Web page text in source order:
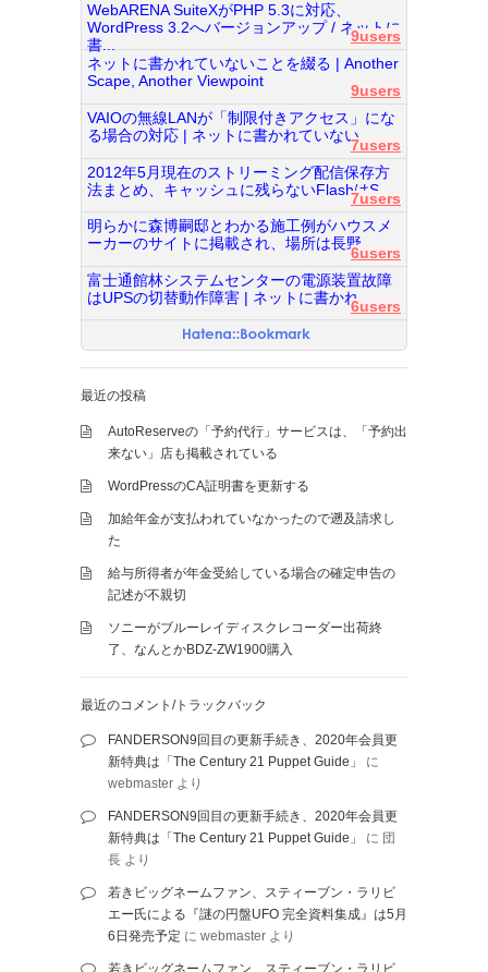
WebARENA SuiteXがPHP 5.3に対応、
WordPress 3.2へバージョンアップ / ネットに
書...
9users
ネットに書かれていないことを綴る | Another
Scape, Another Viewpoint
9users
VAIOの無線LANが「制限付きアクセス」にな
る場合の対応 | ネットに書かれていない...
7users
2012年5月現在のストリーミング配信保存方
法まとめ、キャッシュに残らないFlashはS...
7users
明らかに森博嗣邸とわかる施工例がハウスメ
ーカーのサイトに掲載され、場所は長野...
6users
富士通館林システムセンターの電源装置故障
はUPSの切替動作障害 | ネットに書かれ...
6users
最近の投稿
AutoReserveの「予約代行」サービスは、「予約出
来ない」店も掲載されている
WordPressのCA証明書を更新する
加給年金が支払われていなかったので遡及請求し
た
給与所得者が年金受給している場合の確定申告の
記述が不親切
ソニーがブルーレイディスクレコーダー出荷終
了、なんとかBDZ-ZW1900購入
最近のコメント/トラックバック
FANDERSON9回目の更新手続き、2020年会員更
新特典は「The Century 21 Puppet Guide」
に
webmaster より
FANDERSON9回目の更新手続き、2020年会員更
新特典は「The Century 21 Puppet Guide」
に 団
長 より
若きビッグネームファン、スティーブン・ラリビ
エー氏による『謎の円盤UFO 完全資料集成』は5月
6日発売予定 に webmaster より